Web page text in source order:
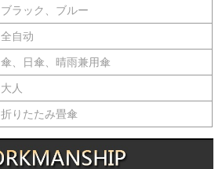
ブラック、ブルー
全自动
傘、日傘、晴雨兼用傘
大人
折りたたみ畳傘